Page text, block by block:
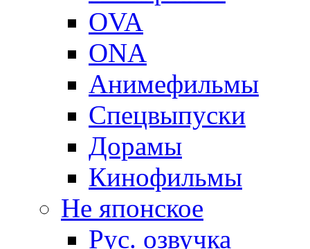
OVA
ONA
Анимефильмы
Спецвыпуски
Дорамы
Кинофильмы
Не японское
Рус. озвучка